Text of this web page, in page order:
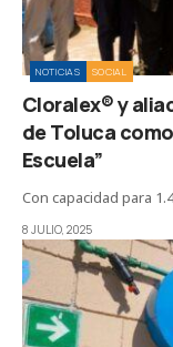
NOTICIAS SOCIAL
Cloralex® y
de Toluca
Escuela”
Con capacidad para
8 JULIO, 2025